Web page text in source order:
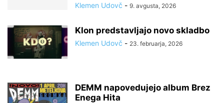
Klemen Udovč - 9. avgusta, 2026
Klon predstavljajo novo skladbo
Klemen Udovč - 23. februarja, 2026
DEMM napovedujejo album Brez
Enega Hita